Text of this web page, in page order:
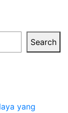
Search
yang